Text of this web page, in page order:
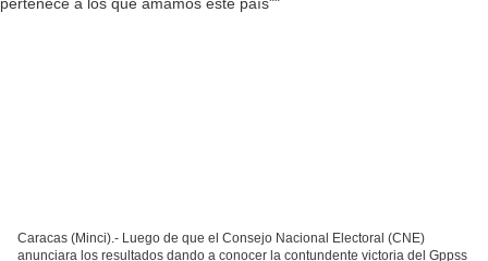
Caracas (Minci).- Luego de que el Consejo Nacional Electoral (CNE)
anunciara los resultados dando a conocer la contundente victoria del Gppss